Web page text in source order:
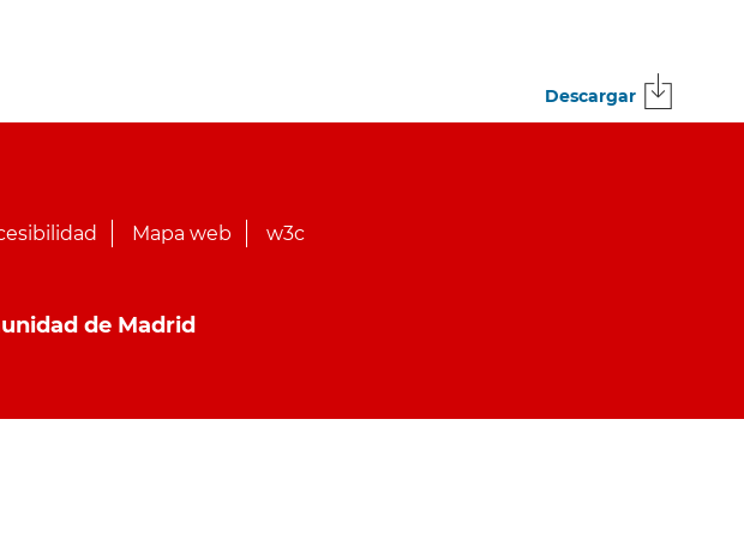
Descargar
Mapa web w3c
de Madrid